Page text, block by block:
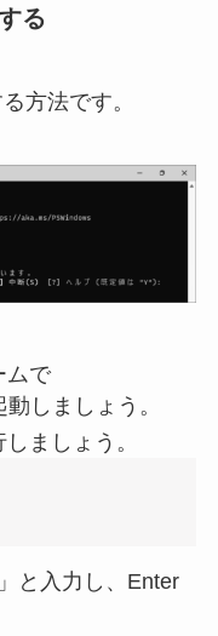
る
方法です。
ムで
動しましょう。
ましょう。
と入力し、Enter